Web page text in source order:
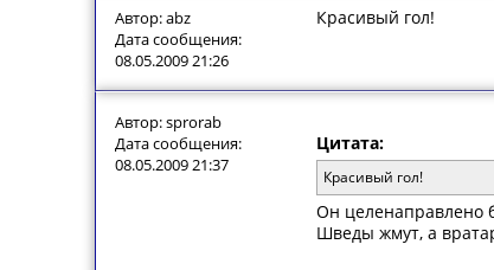
Автор: abz
Дата сообщения:
08.05.2009 21:26
Красивый гол!
Автор: sprorab
Дата сообщения:
08.05.2009 21:37
Цитата:
Красивый гол!
Он целенаправлено
Шведы жмут, а